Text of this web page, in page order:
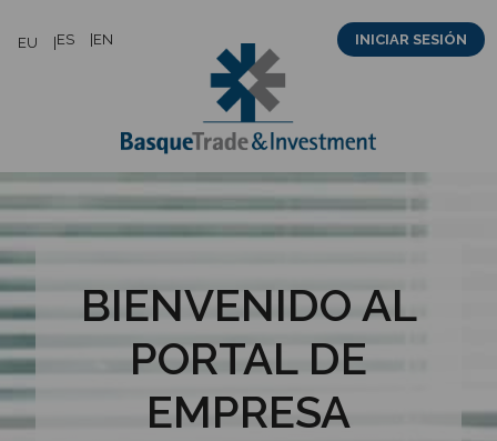
EU ES EN INICIAR SESIÓN
BIENVENIDO AL
PORTAL DE
EMPRESA